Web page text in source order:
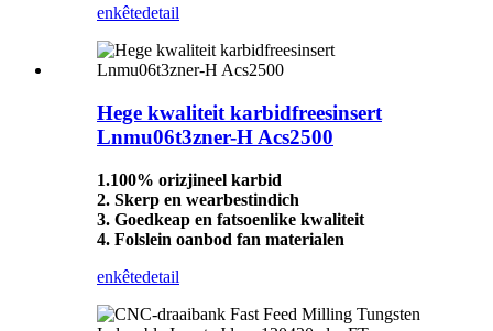
enkêtedetail
Hege kwaliteit karbidfreesinsert
Lnmu06t3zner-H Acs2500
1.100% orizjineel karbid
2. Skerp en wearbestindich
3. Goedkeap en fatsoenlike kwaliteit
4. Folslein oanbod fan materialen
enkêtedetail